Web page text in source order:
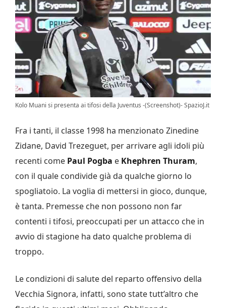
Kolo Muani si presenta ai tifosi della Juventus -(Screenshot)- SpazioJ.it
Fra i tanti, il classe 1998 ha menzionato Zinedine
Zidane, David Trezeguet, per arrivare agli idoli più
recenti come Paul Pogba e Khephren Thuram,
con il quale condivide già da qualche giorno lo
spogliatoio. La voglia di mettersi in gioco, dunque,
è tanta. Premesse che non possono non far
contenti i tifosi, preoccupati per un attacco che in
avvio di stagione ha dato qualche problema di
troppo.
Le condizioni di salute del reparto offensivo della
Vecchia Signora, infatti, sono state tutt’altro che